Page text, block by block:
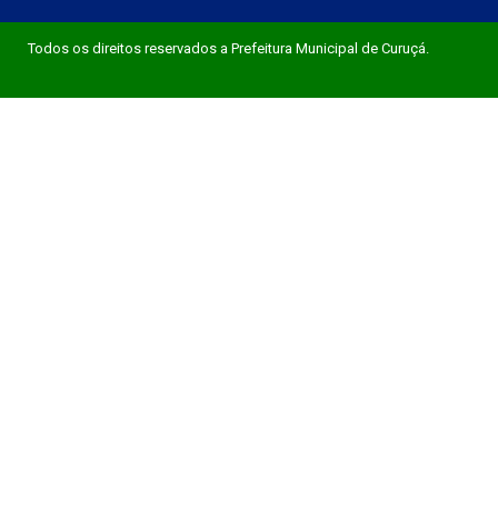
Todos os direitos reservados a Prefeitura Municipal de Curuçá.